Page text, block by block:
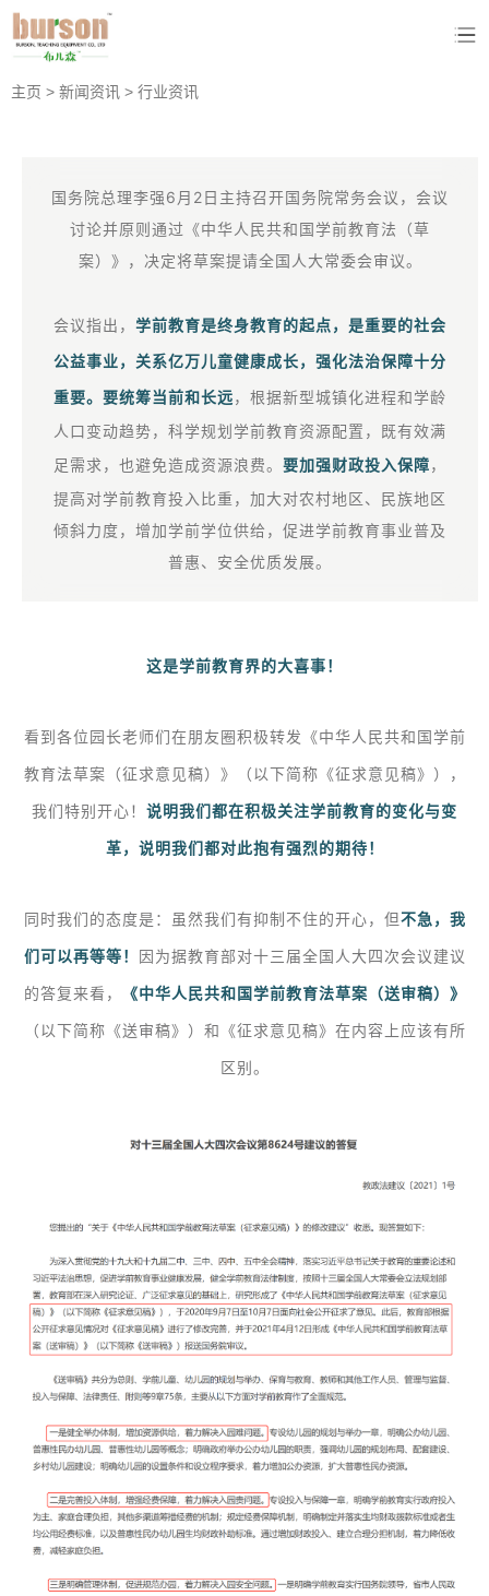
主页 > 新闻资讯 > 行业资讯
国务院总理李强6月2日主持召开国务院常务会议，会议
讨论并原则通过《中华人民共和国学前教育法（草
案）》，决定将草案提请全国人大常委会审议。
会议指出， 学前教育是终身教育的起点，是重要的社会
公益事业，关系亿万儿童健康成长，强化法治保障十分
重要。 要统筹当前和长远，根据新型城镇化进程和学龄
人口变动趋势，科学规划学前教育资源配置，既有效满
足需求，也避免造成资源浪费。 要加强财政投入保障，
提高对学前教育投入比重，加大对农村地区、民族地区
倾斜力度，增加学前学位供给，促进学前教育事业普及
普惠、安全优质发展。
这是学前教育界的大喜事！
看到各位园长老师们在朋友圈积极转发《中华人民共和国学前
教育法草案（征求意见稿）》（ 以下简称《征求意见稿》），
我们特别开心！ 说明我们都在积极关注学前教育的变化与变
革，说明我们都对此抱有强烈的期待！
同时我们的态度是：虽然我们有抑制不住的开心，但不急，我
们可以再等等！ 因为据教育部对十三届全国人大四次会议建议
的答复来看，
《中华人民共和国学前教育法草案（送审稿）》
（以下简称《送审稿》）和《征求意见稿》在内容上应该有所
区别。